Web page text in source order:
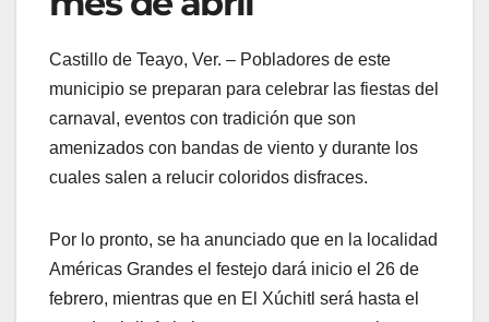
Castillo de Teayo, Ver. – Pobladores de este
municipio se preparan para celebrar las fiestas del
carnaval, eventos con tradición que son
amenizados con bandas de viento y durante los
cuales salen a relucir coloridos disfraces.
Por lo pronto, se ha anunciado que en la localidad
Américas Grandes el festejo dará inicio el 26 de
febrero, mientras que en El Xúchitl será hasta el